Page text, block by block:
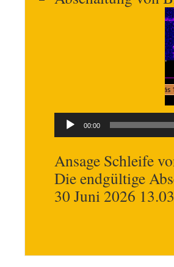
Audio-
00:00
Ansage Schleife
Die endgültige
30 Juni 2026